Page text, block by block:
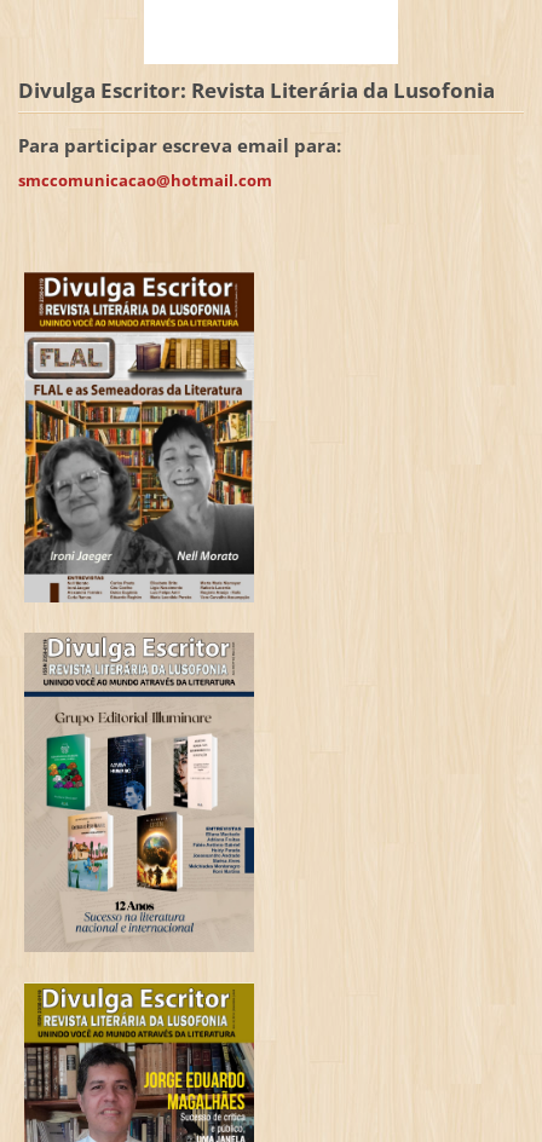
Divulga Escritor: Revista Literária da Lusofonia
Para participar escreva email para:
smccomunicacao@hotmail.com